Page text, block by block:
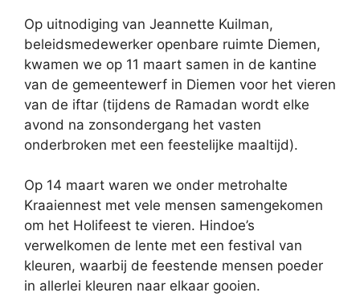
Op uitnodiging van Jeannette Kuilman,
beleidsmedewerker openbare ruimte Diemen,
kwamen we op 11 maart samen in de kantine
van de gemeentewerf in Diemen voor het vieren
van de iftar (tijdens de Ramadan wordt elke
avond na zonsondergang het vasten
onderbroken met een feestelijke maaltijd).
Op 14 maart waren we onder metrohalte
Kraaiennest met vele mensen samengekomen
om het Holifeest te vieren. Hindoe’s
verwelkomen de lente met een festival van
kleuren, waarbij de feestende mensen poeder
in allerlei kleuren naar elkaar gooien.